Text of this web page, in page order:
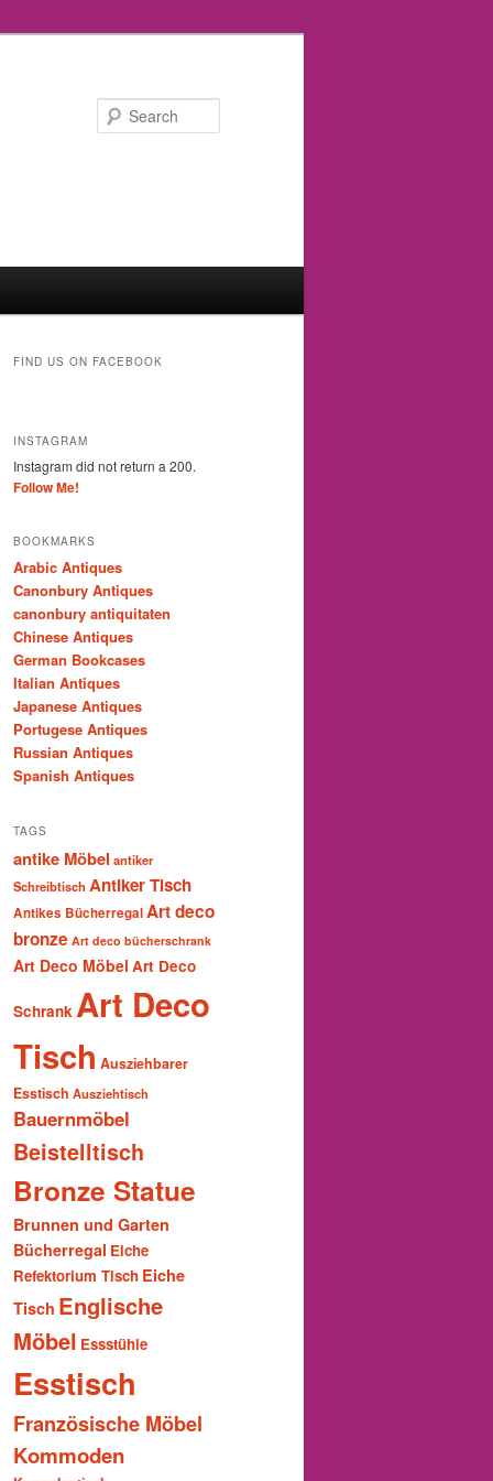
FIND US ON FACEBOOK
INSTAGRAM
Instagram did not return a 200.
Follow Me!
BOOKMARKS
Arabic Antiques
Canonbury Antiques
canonbury antiquitaten
Chinese Antiques
German Bookcases
Italian Antiques
Japanese Antiques
Portugese Antiques
Russian Antiques
Spanish Antiques
TAGS
antike Möbel antiker
Schreibtisch Antiker Tisch
Antikes BücherregalArt deco
bronze Art deco bücherschrank
Art Deco Möbel Art Deco
Schrank Art Deco
Tisch Ausziehbarer
Esstisch Ausziehtisch
Bauernmöbel
Beistelltisch
Bronze Statue
Brunnen und Garten
Bücherregal Eiche
Refektorium Tisch Eiche
Tisch Englische
Möbel Essstühle
Esstisch
Französische Möbel
Kommoden